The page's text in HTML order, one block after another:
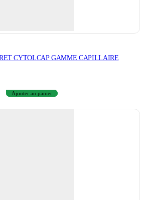
CYTOLCAP GAMME CAPILLAIRE
Ajouter au panier